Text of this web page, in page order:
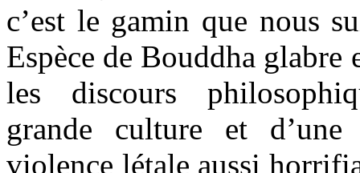
c’est le gamin que nous
Espèce de Bouddha glabre
les discours
grande culture et
violence létale aussi